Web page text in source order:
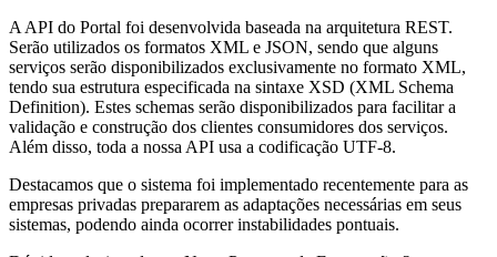
A API do Portal foi desenvolvida baseada na arquitetura REST.
Serão utilizados os formatos XML e JSON, sendo que alguns
serviços serão disponibilizados exclusivamente no formato XML,
tendo sua estrutura especificada na sintaxe XSD (XML Schema
Definition). Estes schemas serão disponibilizados para facilitar a
validação e construção dos clientes consumidores dos serviços.
Além disso, toda a nossa API usa a codificação UTF-8.
Destacamos que o sistema foi implementado recentemente para as
empresas privadas prepararem as adaptações necessárias em seus
sistemas, podendo ainda ocorrer instabilidades pontuais.